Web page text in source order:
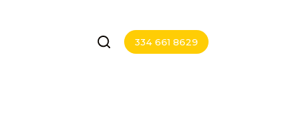
334 661 8629